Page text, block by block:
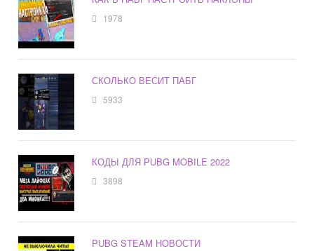
1978
СКОЛЬКО ВЕСИТ ПАБГ
5933
КОДЫ ДЛЯ PUBG MOBILE 2022
3898
PUBG STEAM НОВОСТИ